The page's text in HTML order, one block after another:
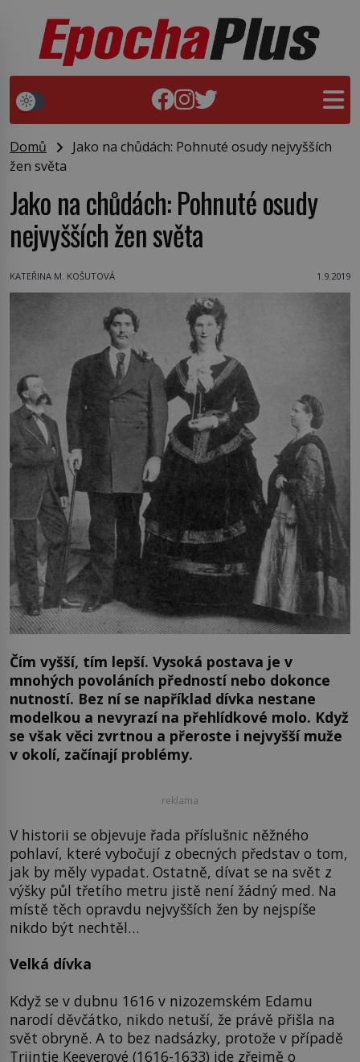
Domů
Jako na chůdách: Pohnuté osudy nejvyšších
žen světa
Jako na chůdách: Pohnuté osudy
nejvyšších žen světa
KATEŘINA M. KOŠUTOVÁ 1.9.2019
Čím vyšší, tím lepší. Vysoká postava je v
mnohých povoláních předností nebo dokonce
nutností. Bez ní se například dívka nestane
modelkou a nevyrazí na přehlídkové molo. Když
se však věci zvrtnou a přeroste i nejvyšší muže
v okolí, začínají problémy.
reklama
V historii se objevuje řada příslušnic něžného
pohlaví, které vybočují z obecných představ o tom,
jak by měly vypadat. Ostatně, dívat se na svět z
výšky půl třetího metru jistě není žádný med. Na
místě těch opravdu nejvyšších žen by nejspíše
nikdo být nechtěl…
Velká dívka
Když se v dubnu 1616 v nizozemském Edamu
narodí děvčátko, nikdo netuší, že právě přišla na
svět obryně. A to bez nadsázky, protože v případě
Trijntje Keeverové (1616-1633) jde zřejmě o